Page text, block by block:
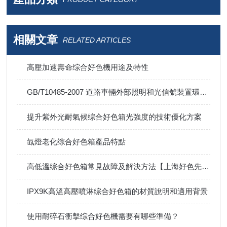
相關文章 RELATED ARTICLES
高壓加速壽命综合好色機用途及特性
GB/T10485-2007 道路車輛外部照明和光信號裝置環境耐久性综合好色方法-鹽霧综合好色
提升紫外光耐氣候综合好色箱光強度的技術優化方案
氙燈老化综合好色箱產品特點
高低溫综合好色箱常見故障及解決方法【上海好色先生APP下载儀器】
IPX9K高溫高壓噴淋综合好色箱的材質說明和適用背景
使用耐碎石衝擊综合好色機需要有哪些準備？